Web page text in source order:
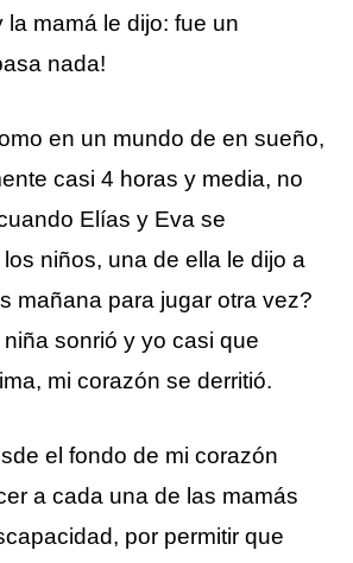
la mamá le dijo: fue un
nada!
en un mundo de en sueño,
casi 4 horas y media, no
Elías y Eva se
niños, una de ella le dijo a
mañana para jugar otra vez?
sonrió y yo casi que
mi corazón se derritió.
el fondo de mi corazón
a cada una de las mamás
por permitir que